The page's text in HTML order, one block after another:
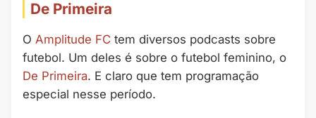
De Primeira
O Amplitude FC tem diversos podcasts sobre
futebol. Um deles é sobre o futebol feminino, o
De Primeira. E claro que tem programação
especial nesse período.